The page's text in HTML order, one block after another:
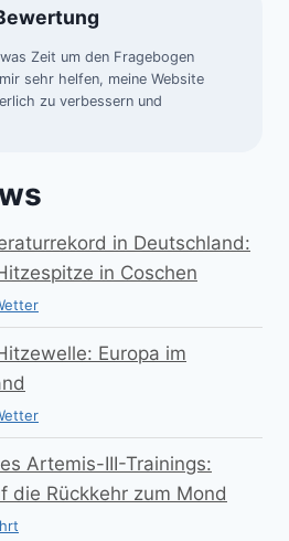
Zeit um den Fragebogen
sehr helfen, meine Website
zu verbessern und
in Deutschland:
in Coschen
Europa im
Artemis-III-Trainings:
die Rückkehr zum Mond